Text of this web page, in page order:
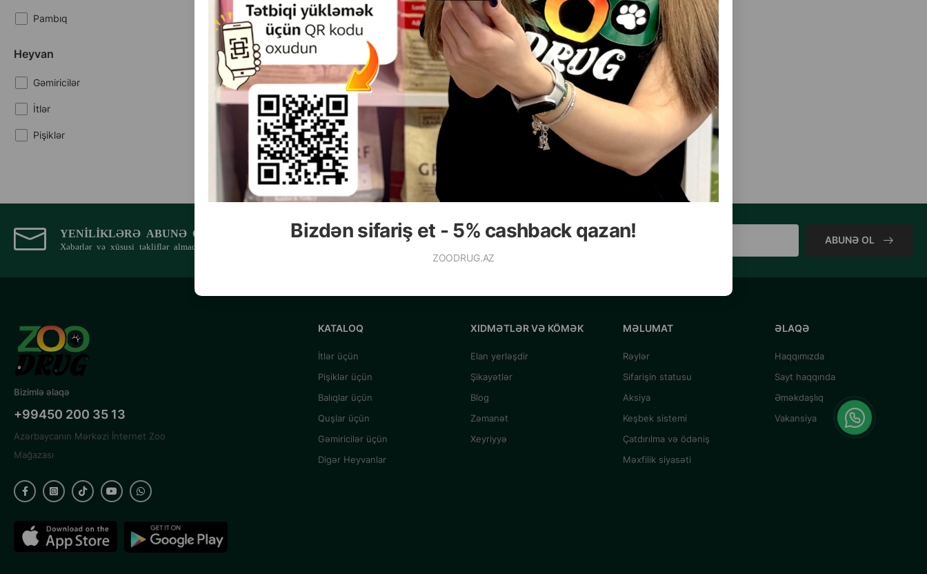
Bizdən sifariş et - 5% cashback qazan!
ZOODRUG.AZ
Pambıq
Heyvan
Gəmiricilər
İtlər
Pişiklər
YENILIKLƏRƏ ABUNƏ OLUN
Xəbərlər və xüsusi təkliflər almaq üçün e-poçt ünvanınızı qeyd edin.
ABUNƏ OL
Bizimlə əlaqə
+99450 200 35 13
Azərbaycanın Mərkəzi İnternet Zoo
Mağazası
KATALOQ
İtlər üçün
Pişiklər üçün
Balıqlar üçün
Quşlar üçün
Gəmiricilər üçün
Digər Heyvanlar
XIDMƏTLƏR VƏ KÖMƏK
Elan yerləşdir
Şikayətlər
Blog
Zəmanət
Xeyriyyə
MƏLUMAT
Rəylər
Sifarişin statusu
Aksiya
Keşbek sistemi
Çatdırılma və ödəniş
Məxfilik siyasəti
ƏLAQƏ
Haqqımızda
Sayt haqqında
Əməkdaşlıq
Vakansiya